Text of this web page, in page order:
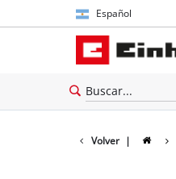
Español
Español
English
Volver |